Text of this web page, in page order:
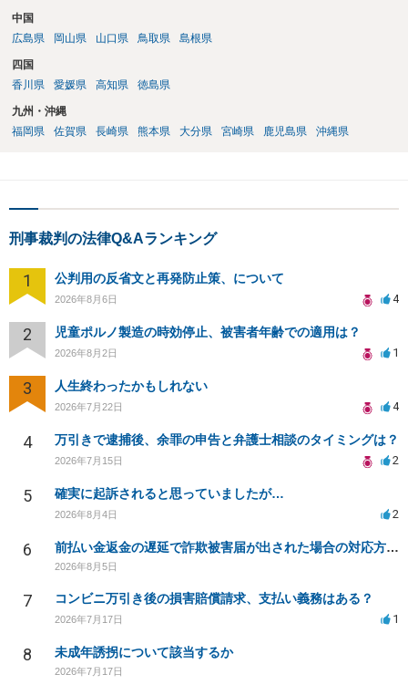
中国
広島県
岡山県 山口県 鳥取県 島根県
四国
香川県
愛媛県 高知県 徳島県
九州・沖縄
福岡県
佐賀県 長崎県 熊本県 大分県 宮崎県 鹿児島県 沖縄県
刑事裁判の法律Q&Aランキング
1 公判用の反省文と再発防止策、について
2026年8月6日 4
2 児童ポルノ製造の時効停止、被害者年齢での適用は？
2026年8月2日 1
3 人生終わったかもしれない
2026年7月22日 4
4 万引きで逮捕後、余罪の申告と弁護士相談のタイミングは？
2026年7月15日 2
5 確実に起訴されると思っていましたが…
2026年8月4日 2
6 前払い金返金の遅延で詐欺被害届が出された場合の対応方法は？
2026年8月5日
7 コンビニ万引き後の損害賠償請求、支払い義務はある？
2026年7月17日 1
8 未成年誘拐について該当するか
2026年7月17日